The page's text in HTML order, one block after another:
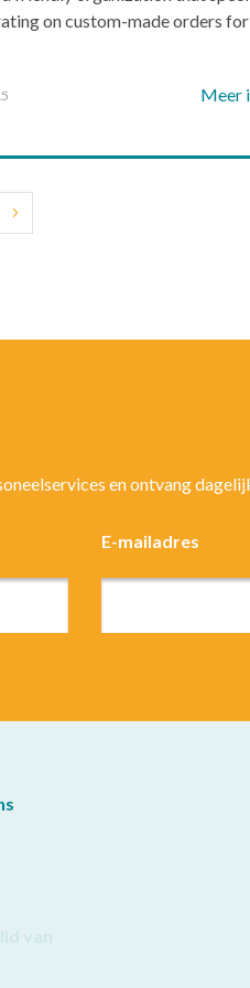
on custom-made orders
Meer
en ontvang
E-mailadres